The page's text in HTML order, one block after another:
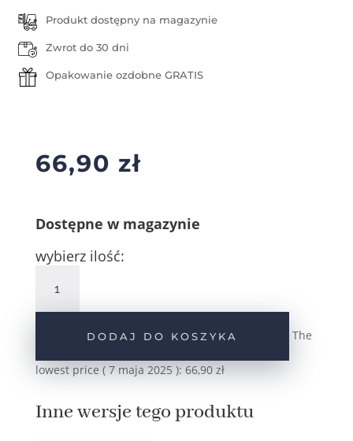
Produkt dostępny na magazynie
Zwrot do 30 dni
Opakowanie ozdobne GRATIS
66,90 zł
Dostępne w magazynie
wybierz ilość:
Srebrne
kolczyki
konik
DODAJ DO KOSZYKA The
lowest price (7 maja 2025 ): 66,90 zł
Inne wersje tego produktu